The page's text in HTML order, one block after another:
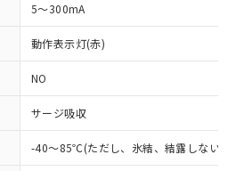
5～300mA
動作表示灯(赤)
NO
サージ吸収
-40～85℃(ただし、氷結、結露しないこ
RoHS指令（10物質）の
製品が提供可能な商品で